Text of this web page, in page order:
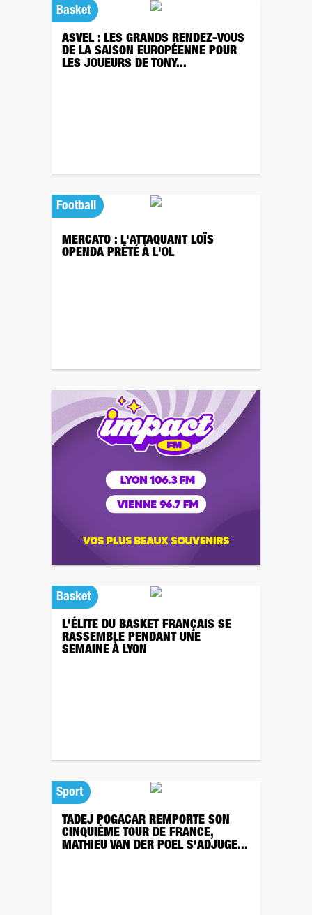
Basket
ASVEL : LES GRANDS RENDEZ-VOUS
DE LA SAISON EUROPÉENNE POUR
LES JOUEURS DE TONY...
Football
MERCATO : L'ATTAQUANT LOÏS
OPENDA PRÊTÉ À L'OL
Basket
L'ÉLITE DU BASKET FRANÇAIS SE
RASSEMBLE PENDANT UNE
SEMAINE À LYON
Sport
TADEJ POGACAR REMPORTE SON
CINQUIÈME TOUR DE FRANCE,
MATHIEU VAN DER POEL S'ADJUGE...